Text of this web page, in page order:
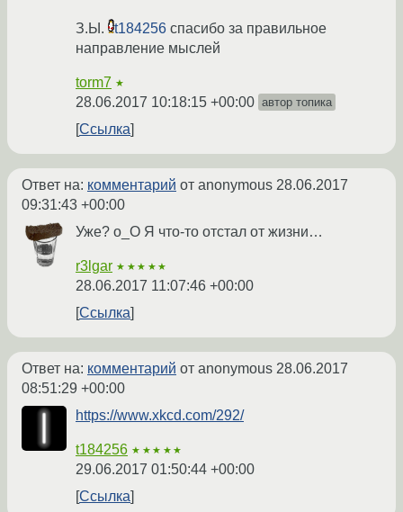
З.Ы. t184256 спасибо за правильное
направление мыслей
torm7 ★
28.06.2017 10:18:15 +00:00 автор топика
Ссылка
Ответ на: комментарий от anonymous 28.06.2017
09:31:43 +00:00
Уже? о_О Я что-то отстал от жизни…
r3lgar ★★★★★
28.06.2017 11:07:46 +00:00
Ссылка
Ответ на: комментарий от anonymous 28.06.2017
08:51:29 +00:00
https://www.xkcd.com/292/
t184256 ★★★★★
29.06.2017 01:50:44 +00:00
Ссылка